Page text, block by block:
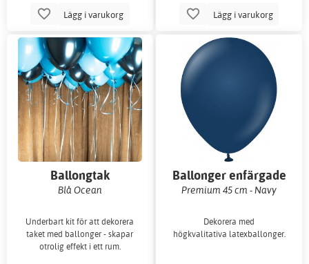
Lägg i varukorg Lägg i varukorg
Ballongtak
Blå Ocean
Underbart kit för att dekorera
taket med ballonger - skapar
otrolig effekt i ett rum.
Ballonger enfärgade
Premium 45 cm - Navy
Dekorera med
högkvalitativa latexballonger.